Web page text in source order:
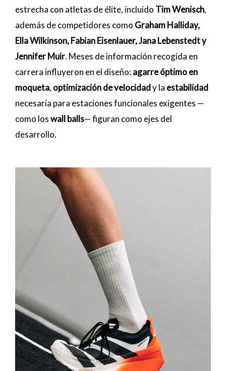
estrecha con atletas de élite, incluido Tim Wenisch,
además de competidores como Graham Halliday,
Ella Wilkinson, Fabian Eisenlauer, Jana Lebenstedt y
Jennifer Muir. Meses de información recogida en
carrera influyeron en el diseño:agarre óptimo en
moqueta, optimización de velocidady la estabilidad
necesaria para estaciones funcionales exigentes —
como loswall balls— figuran como ejes del
desarrollo.